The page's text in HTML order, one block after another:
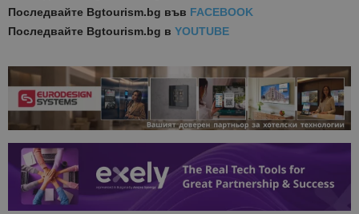
Последвайте Bgtourism.bg във FACEBOOK
Последвайте Bgtourism.bg в YOUTUBE